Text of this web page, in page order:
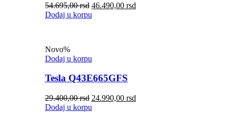
54.695,00rsd 46.490,00 rsd
Dodaj u korpu
Novo%
Dodaj u korpu
Tesla Q43E665GFS
29.400,00rsd 24.990,00 rsd
Dodaj u korpu